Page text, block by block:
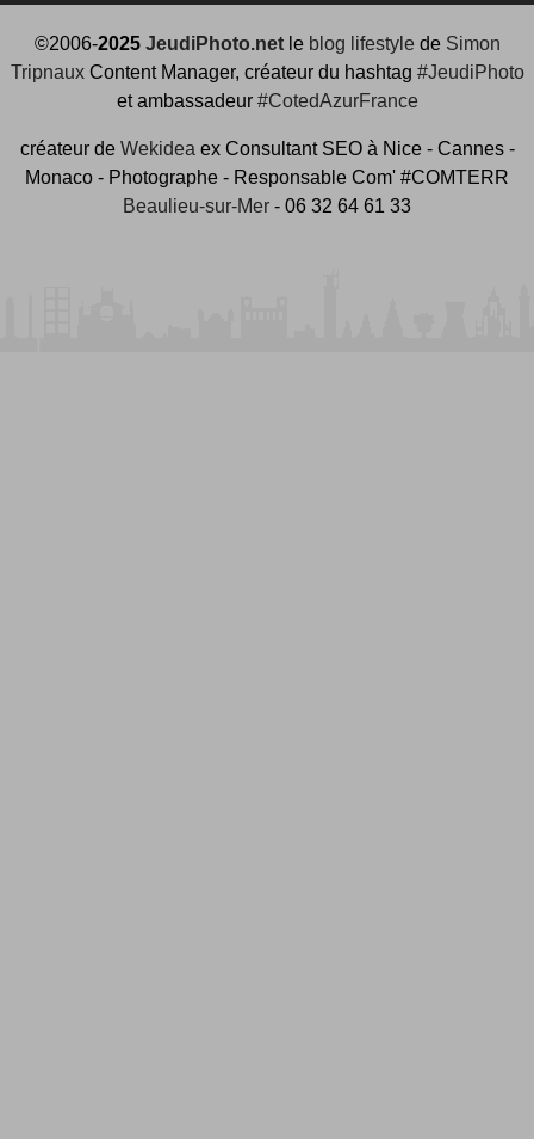
©2006-2025 JeudiPhoto.netle blog lifestylede Simon
TripnauxContent Manager, créateur du hashtag #JeudiPhoto
et ambassadeur #CotedAzurFrance
créateur de Wekidea ex Consultant SEO à Nice - Cannes -
Monaco - Photographe - Responsable Com' #COMTERR
Beaulieu-sur-Mer - 06 32 64 61 33